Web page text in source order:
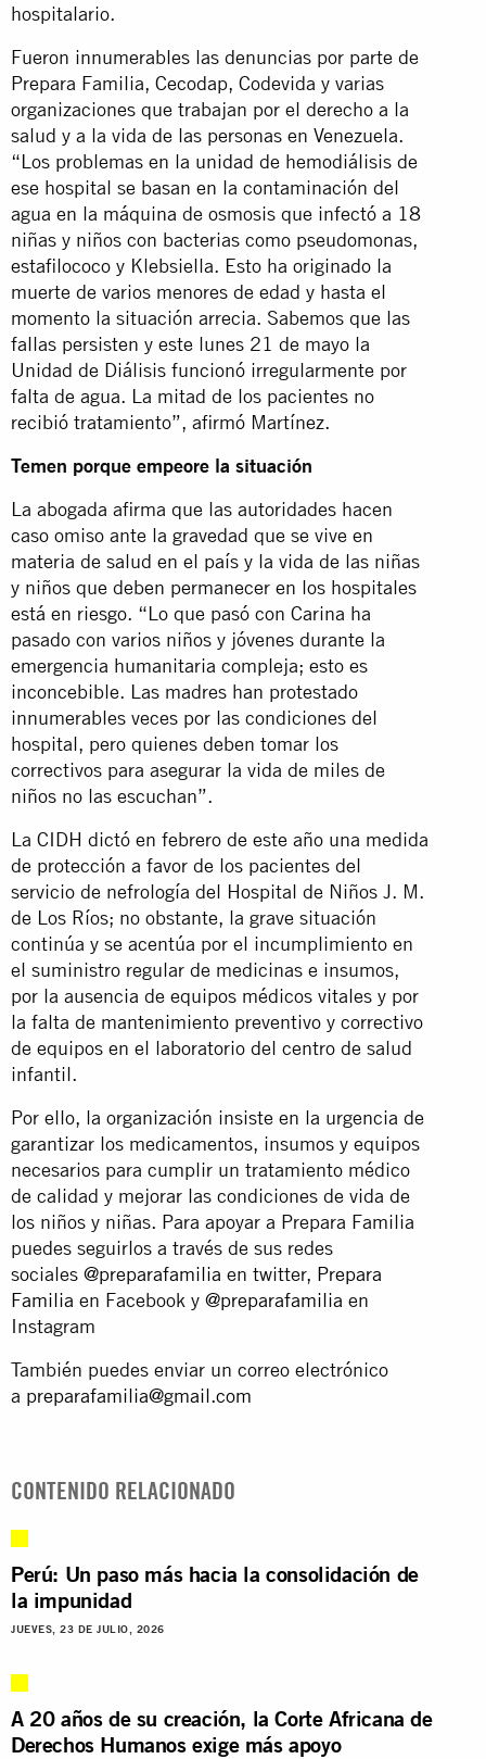
hospitalario.
Fueron innumerables las denuncias por parte de
Prepara Familia, Cecodap, Codevida y varias
organizaciones que trabajan por el derecho a la
salud y a la vida de las personas en Venezuela.
“Los problemas en la unidad de hemodiálisis de
ese hospital se basan en la contaminación del
agua en la máquina de osmosis que infectó a 18
niñas y niños con bacterias como pseudomonas,
estafilococo y Klebsiella. Esto ha originado la
muerte de varios menores de edad y hasta el
momento la situación arrecia. Sabemos que las
fallas persisten y este lunes 21 de mayo la
Unidad de Diálisis funcionó irregularmente por
falta de agua. La mitad de los pacientes no
recibió tratamiento”, afirmó Martínez.
Temen porque empeore la situación
La abogada afirma que las autoridades hacen
caso omiso ante la gravedad que se vive en
materia de salud en el país y la vida de las niñas
y niños que deben permanecer en los hospitales
está en riesgo. “Lo que pasó con Carina ha
pasado con varios niños y jóvenes durante la
emergencia humanitaria compleja; esto es
inconcebible. Las madres han protestado
innumerables veces por las condiciones del
hospital, pero quienes deben tomar los
correctivos para asegurar la vida de miles de
niños no las escuchan”.
La CIDH dictó en febrero de este año una medida
de protección a favor de los pacientes del
servicio de nefrología del Hospital de Niños J. M.
de Los Ríos; no obstante, la grave situación
continúa y se acentúa por el incumplimiento en
el suministro regular de medicinas e insumos,
por la ausencia de equipos médicos vitales y por
la falta de mantenimiento preventivo y correctivo
de equipos en el laboratorio del centro de salud
infantil.
Por ello, la organización insiste en la urgencia de
garantizar los medicamentos, insumos y equipos
necesarios para cumplir un tratamiento médico
de calidad y mejorar las condiciones de vida de
los niños y niñas. Para apoyar a Prepara Familia
puedes seguirlos a través de sus redes
sociales @preparafamilia en twitter, Prepara
Familia en Facebook y @preparafamilia en
Instagram
También puedes enviar un correo electrónico
a preparafamilia@gmail.com
CONTENIDO RELACIONADO
Perú: Un paso más hacia la consolidación de
la impunidad
JUEVES, 23 DE JULIO, 2026
A 20 años de su creación, la Corte Africana de
Derechos Humanos exige más apoyo